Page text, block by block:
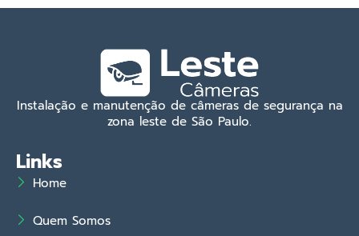
Instalação e manutenção de câmeras de segurança na
zona leste de São Paulo.
Links
Home
Quem Somos